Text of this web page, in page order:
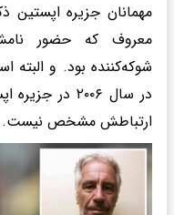
مهمانان جزیره
معروف که حضور
شوکه‌کننده بود. و البته
در سال ۲۰۰۶
ارتباطش مشخص نیست.